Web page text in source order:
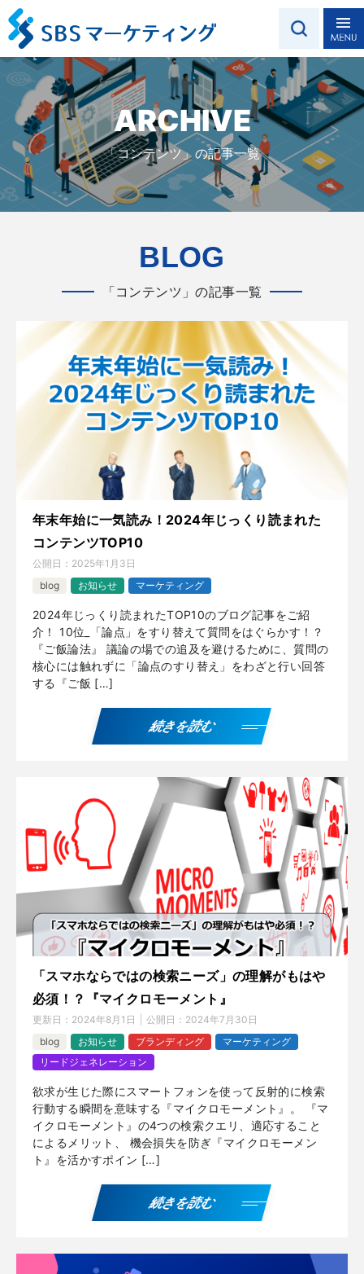
ARCHIVE
「コンテンツ」の記事一覧
BLOG
「コンテンツ」の記事一覧
年末年始に一気読み！2024年じっくり読まれた
コンテンツTOP10
公開日： 2025年1月3日
blog
お知らせ マーケティング
2024年じっくり読まれたTOP10のブログ記事をご紹
介！ 10位_「論点」をすり替えて質問をはぐらかす！？
『ご飯論法』 議論の場での追及を避けるために、質問の
核心には触れずに「論点のすり替え」をわざと行い回答
する『ご飯 […]
続きを読む
「スマホならではの検索ニーズ」の理解がもはや
必須！？『マイクロモーメント』
更新日： 2024年8月1日 公開日： 2024年7月30日
blog
お知らせ ブランディング
マーケティング
リードジェネレーション
欲求が生じた際にスマートフォンを使って反射的に検索
行動する瞬間を意味する『マイクロモーメント』。 『マ
イクロモーメント』の4つの検索クエリ、適応すること
によるメリット、 機会損失を防ぎ『マイクロモーメン
ト』を活かすポイン […]
続きを読む